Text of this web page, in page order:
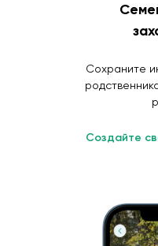
Сохраните
Создайте